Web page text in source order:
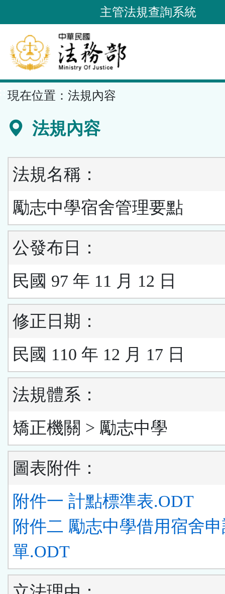
到
要
內
容
區
主管法規查詢系統
現在位置： 法規內容
法規內容
法規名稱：
勵志中學宿舍管理要點
公發布日：
民國 97 年 11 月 12 日
修正日期：
民國 110 年 12 月 17 日
法規體系：
矯正機關 > 勵志中學
圖表附件：
附件一 計點標準表.ODT
附件二 勵志中學借用宿舍
單.ODT